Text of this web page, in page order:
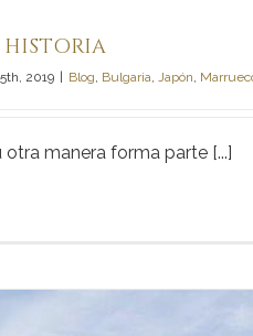
2019 Blog, Bulgaria, Japón,
otra manera forma parte [...]